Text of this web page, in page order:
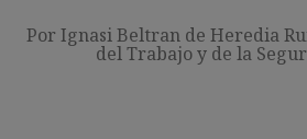
Por Ignasi Beltran de Heredia
del Trabajo y de la